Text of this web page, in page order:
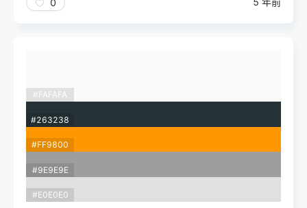
0
#FAFAFA
#263238
#FF9800
#9E9E9E
#E0E0E0